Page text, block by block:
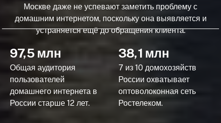
Москве даже не успевают заметить проблему с
домашним интернетом, поскольку она выявляется и
устраняется ещё до обращения клиента.
97,5 млн
Общая аудитория
пользователей
домашнего интернета в
России старше 12 лет.
38,1 млн
7 из 10 домохозяйств
России охватывает
оптоволоконная сеть
Ростелеком.